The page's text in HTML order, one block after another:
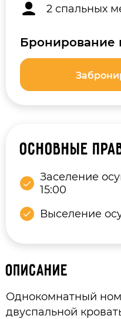
2 спальных
Бронирование
Основные
Заселение
15:00
Выселение
Описание
Однокомнатный
двуспальной